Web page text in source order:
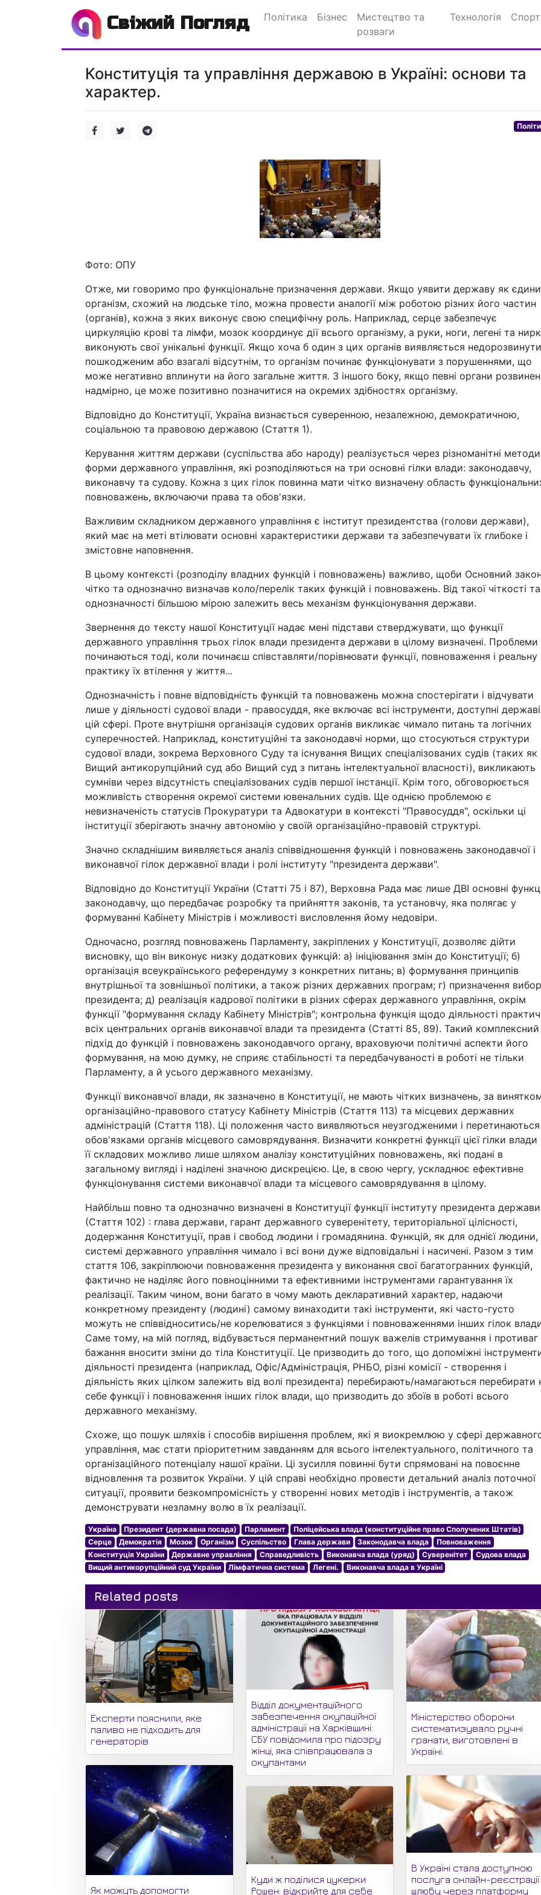
Свіжий Погляд Політика Бізнес
Мистецтво та
розваги
Технологія Спорт
Конституція та управління державою в Україні: основи та
характер.
Фото: ОПУ
Отже, ми говоримо про функціональне призначення держави. Якщо уявити державу як
організм, схожий на людське тіло, можна провести аналогії між роботою різних його частин
(органів), кожна з яких виконує свою специфічну роль. Наприклад, серце забезпечує
циркуляцію крові та лімфи, мозок координує дії всього організму, а руки, ноги, легені та
виконують свої унікальні функції. Якщо хоча б один з цих органів виявляється
пошкодженим або взагалі відсутнім, то організм починає функціонувати з порушеннями, що
може негативно вплинути на його загальне життя. З іншого боку, якщо певні органи
надмірно, це може позитивно позначитися на окремих здібностях організму.
Відповідно до Конституції, Україна визнається суверенною, незалежною, демократичною,
соціальною та правовою державою (Стаття 1).
Керування життям держави (суспільства або народу) реалізується через різноманітні
форми державного управління, які розподіляються на три основні гілки влади: законодавчу,
виконавчу та судову. Кожна з цих гілок повинна мати чітко визначену область
повноважень, включаючи права та обов'язки.
Важливим складником державного управління є інститут президентства (голови держави),
який має на меті втілювати основні характеристики держави та забезпечувати їх глибоке і
змістовне наповнення.
В цьому контексті (розподілу владних функцій і повноважень) важливо, щоби Основний
чітко та однозначно визначав коло/перелік таких функцій і повноважень. Від такої чіткості та
однозначності більшою мірою залежить весь механізм функціонування держави.
Звернення до тексту нашої Конституції надає мені підстави стверджувати, що функції
державного управління трьох гілок влади президента держави в цілому визначені. Проблеми
починаються тоді, коли починаєш співставляти/порівнювати функції, повноваження і реальну
практику їх втілення у життя...
Однозначність і повне відповідність функцій та повноважень можна спостерігати і відчувати
лише у діяльності судової влади - правосуддя, яке включає всі інструменти, доступні
цій сфері. Проте внутрішня організація судових органів викликає чимало питань та логічних
суперечностей. Наприклад, конституційні та законодавчі норми, що стосуються структури
судової влади, зокрема Верховного Суду та існування Вищих спеціалізованих судів (таких як
Вищий антикорупційний суд або Вищий суд з питань інтелектуальної власності), викликають
сумніви через відсутність спеціалізованих судів першої інстанції. Крім того, обговорюється
можливість створення окремої системи ювенальних судів. Ще однією проблемою є
невизначеність статусів Прокуратури та Адвокатури в контексті "Правосуддя", оскільки ці
інституції зберігають значну автономію у своїй організаційно-правовій структурі.
Значно складнішим виявляється аналіз співвідношення функцій і повноважень законодавчої і
виконавчої гілок державної влади і ролі інституту "президента держави".
Відповідно до Конституції України (Статті 75 і 87), Верховна Рада має лише ДВІ основні
законодавчу, що передбачає розробку та прийняття законів, та установчу, яка полягає у
формуванні Кабінету Міністрів і можливості висловлення йому недовіри.
Одночасно, розгляд повноважень Парламенту, закріплених у Конституції, дозволяє дійти
висновку, що він виконує низку додаткових функцій: а) ініціювання змін до Конституції; б)
організація всеукраїнського референдуму з конкретних питань; в) формування принципів
внутрішньої та зовнішньої політики, а також різних державних програм; г) призначення
президента; д) реалізація кадрової політики в різних сферах державного управління, окрім
функції "формування складу Кабінету Міністрів"; контрольна функція щодо діяльності
всіх центральних органів виконавчої влади та президента (Статті 85, 89). Такий комплексний
підхід до функцій і повноважень законодавчого органу, враховуючи політичні аспекти його
формування, на мою думку, не сприяє стабільності та передбачуваності в роботі не тільки
Парламенту, а й усього державного механізму.
Функції виконавчої влади, як зазначено в Конституції, не мають чітких визначень, за
організаційно-правового статусу Кабінету Міністрів (Стаття 113) та місцевих державних
адміністрацій (Стаття 118). Ці положення часто виявляються неузгодженими і
обов'язками органів місцевого самоврядування. Визначити конкретні функції цієї гілки влади
її складових можливо лише шляхом аналізу конституційних повноважень, які подані в
загальному вигляді і наділені значною дискрецією. Це, в свою чергу, ускладнює ефективне
функціонування системи виконавчої влади та місцевого самоврядування в цілому.
Найбільш повно та однозначно визначені в Конституції функції інституту президента держави
(Стаття 102) : глава держави, гарант державного суверенітету, територіальної цілісності,
додержання Конституції, прав і свобод людини і громадянина. Функцій, як для однієї людини,
системі державного управління чимало і всі вони дуже відповідальні і насичені. Разом з тим
стаття 106, закріплюючи повноваження президента у виконання свої багатогранних функцій,
фактично не наділяє його повноцінними та ефективними інструментами гарантування їх
реалізації. Таким чином, вони багато в чому мають декларативний характер, надаючи
конкретному президенту (людині) самому винаходити такі інструменти, які часто-густо
можуть не співвідноситись/не корелюватися з функціями і повноваженнями інших гілок
Саме тому, на мій погляд, відбувається перманентний пошук важелів стримування і противаг
бажання вносити зміни до тіла Конституції. Це призводить до того, що допоміжні
діяльності президента (наприклад, Офіс/Адміністрація, РНБО, різні комісії - створення і
діяльність яких цілком залежить від волі президента) перебирають/намагаються перебирати
себе функції і повноваження інших гілок влади, що призводить до збоїв в роботі всього
державного механізму.
Схоже, що пошук шляхів і способів вирішення проблем, які я виокремлюю у сфері
управління, має стати пріоритетним завданням для всього інтелектуального, політичного та
організаційного потенціалу нашої країни. Ці зусилля повинні бути спрямовані на повоєнне
відновлення та розвиток України. У цій справі необхідно провести детальний аналіз поточної
ситуації, проявити безкомпромісність у створенні нових методів і інструментів, а також
демонструвати незламну волю в їх реалізації.
Україна Президент (державна посада) Парламент
Поліцейська влада (конституційне право Сполучених Штатів)
Серце
Демократія Мозок Організм Суспільство Глава держави Законодавча влада
Повноваження
Конституція України
Державне управління Справедливість Виконавча влада (уряд) Суверенітет
Судова влада
Вищий антикорупційний суд України
Лімфатична система Легені. Виконавча влада в Україні
Related posts
Експерти пояснили, яке
паливо не підходить для
генераторів
Як можуть допомогти
Відділ документаційного
забезпечення окупаційної
адміністрації на Харківщині:
СБУ повідомила про підозру
жінці, яка співпрацювала з
окупантами
Куди ж поділися цукерки
Рошен: відкрийте для себе
Міністерство оборони
систематизувало ручні
гранати, виготовлені в
Україні.
В Україні стала доступною
послуга онлайн-реєстрації
шлюбу через платформу